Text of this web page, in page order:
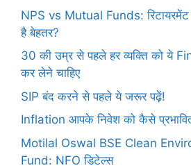
NPS vs Mutual Funds: रिटायरमेंट
है बेहतर?
30 की उम्र से पहले हर व्यक्ति को ये
कर लेने चाहिए
SIP बंद करने से पहले ये जरूर पढ़ें!
Inflation आपके निवेश को कैसे
Motilal Oswal BSE Clean
Fund: NFO डिटेल्स